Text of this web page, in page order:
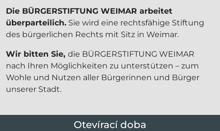
Die BÜRGERSTIFTUNG WEIMAR arbeitet
überparteilich. Sie wird eine rechtsfähige Stiftung
des bürgerlichen Rechts mit Sitz in Weimar.
Wir bitten Sie, die BÜRGERSTIFTUNG WEIMAR
nach Ihren Möglichkeiten zu unterstützen – zum
Wohle und Nutzen aller Bürgerinnen und Bürger
unserer Stadt.
Otevírací doba